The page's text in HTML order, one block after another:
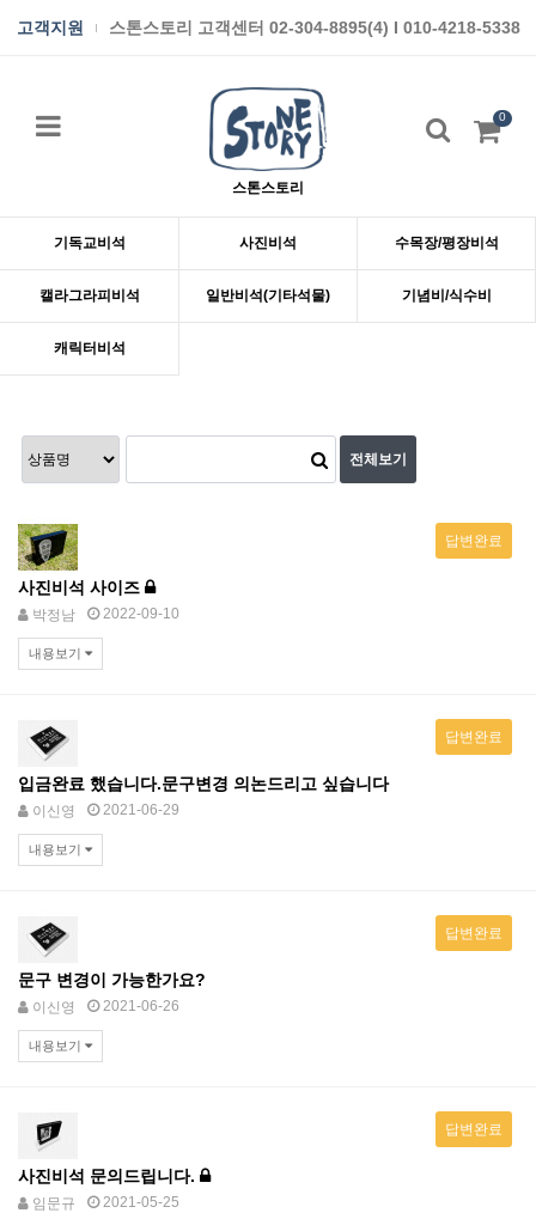
고객지원 스톤스토리 고객센터 02-304-8895(4) I 010-4218-5338
스톤스토리
0
기독교비석 사진비석 수목장/평장비석
캘라그라피비석 일반비석(기타석물) 기념비/식수비
캐릭터비석
전체보기
사진비석 사이즈
답변완료
박정남 2022-09-10
내용보기
입금완료 했습니다.문구변경 의논드리고 싶습니다
답변완료
이신영 2021-06-29
내용보기
문구 변경이 가능한가요?
답변완료
이신영 2021-06-26
내용보기
사진비석 문의드립니다.
답변완료
임문규 2021-05-25